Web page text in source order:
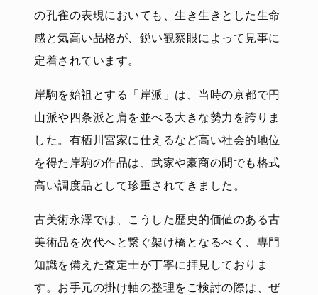
の孔雀の表現においても、生き生きとした生命
感と気高い品格が、鋭い観察眼によって見事に
定着されています。
岸駒を始祖とする「岸派」は、当時の京都で円
山派や四条派と肩を並べる大きな勢力を誇りま
した。有栖川宮家に仕えるなど高い社会的地位
を得た岸駒の作品は、武家や豪商の間でも格式
高い調度品として珍重されてきました。
古美術永澤では、こうした歴史的価値のある古
美術品を次代へと繋ぐ架け橋となるべく、専門
知識を備えた査定士が丁寧に拝見しておりま
す。お手元の掛け軸の整理をご検討の際は、ぜ